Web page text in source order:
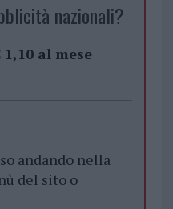
nazionali?
al mese
andando nella
del sito o